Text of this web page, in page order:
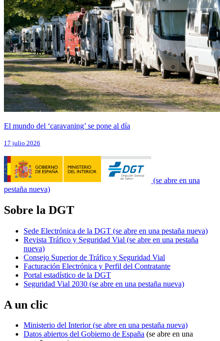
El mundo del ‘caravaning’ se pone al día
17 julio 2026
(se abre en una
pestaña nueva)
Sobre la DGT
Sede Electrónica de la DGT (se abre en una pestaña nueva)
Revista Tráfico y Seguridad Vial (se abre en una pestaña
nueva)
Consejo Superior de Tráfico y Seguridad Vial
Facturación Electrónica y Perfil del Contratante
Portal estadístico de la DGT
Seguridad Vial 2030 (se abre en una pestaña nueva)
A un clic
Ministerio del Interior(se abre en una pestaña nueva)
Datos abiertos del Gobierno de España (se abre en una